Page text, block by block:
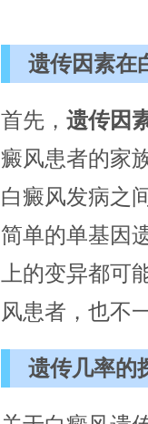
遗传因素在
首先， 遗传因
癜风患者的家
白癜风发病之
简单的单基因
上的变异都可
风患者，也不
遗传几率的